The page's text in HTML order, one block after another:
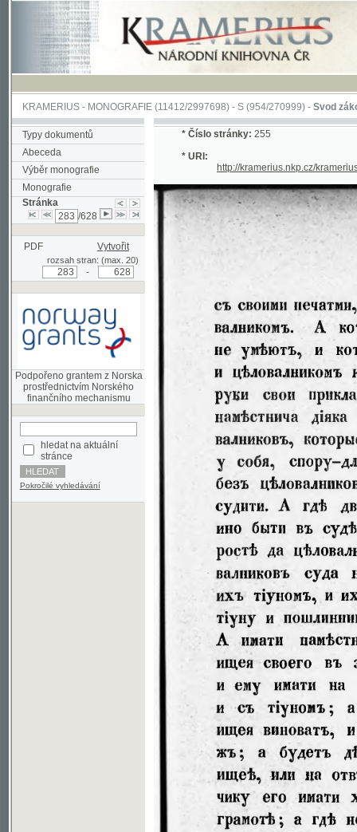
KRAMERIUS-MONOGRAFIE(11412/2997698) -S (954/270999)-Svod zákonův
Typy dokumentů
Abeceda
Výběr monografie
Monografie
Stránka
/628
PDF Vytvořit
rozsah stran: (max. 20)
Podpořeno grantem z Norska
prostřednictvím Norského
hledat na aktuální
stránce
Pokročilé vyhledávání
http://kramerius.nkp.cz/kramerius/